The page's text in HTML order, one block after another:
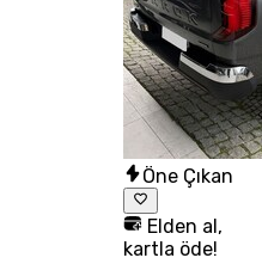
Öne Çıkan
Elden al,
kartla öde!